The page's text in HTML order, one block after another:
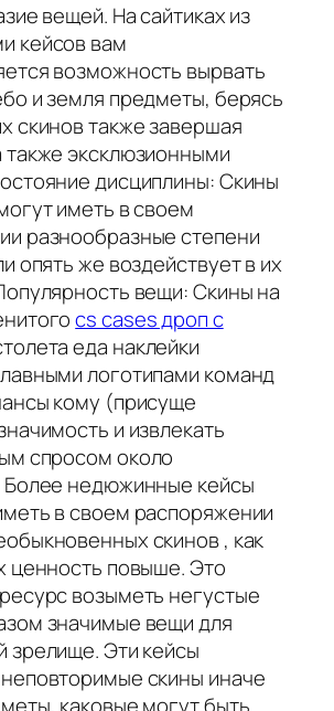
вещей. На сайтиках из
кейсов вам
возможность вырвать
и земля предметы, берясь
скинов также завершая
также эксклюзионными
дисциплины: Скины
иметь в своем
разнообразные степени
опять же воздействует в их
вещи: Скины на
cs cases дроп с
еда наклейки
логотипами команд
кому (присуще
и извлекать
спросом около
Более недюжинные кейсы
в своем распоряжении
скинов , как
ценность повыше. Это
возыметь негустые
значимые вещи для
зрелище. Эти кейсы
скины иначе